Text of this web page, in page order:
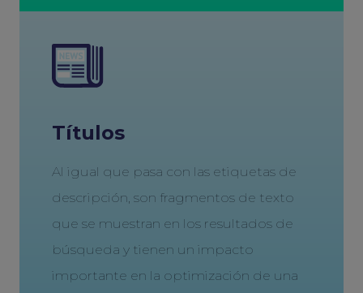
Títulos
Al igual que pasa con las etiquetas de
descripción, son fragmentos de texto
que se muestran en los resultados de
búsqueda y tienen un impacto
importante en la optimización de una